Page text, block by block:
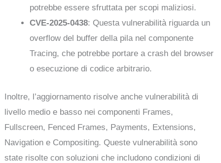
potrebbe essere sfruttata per scopi maliziosi.
CVE-2025-0438: Questa vulnerabilità riguarda un
overflow del buffer della pila nel componente
Tracing, che potrebbe portare a crash del browser
o esecuzione di codice arbitrario.
Inoltre, l’aggiornamento risolve anche vulnerabilità di
livello medio e basso nei componenti Frames,
Fullscreen, Fenced Frames, Payments, Extensions,
Navigation e Compositing. Queste vulnerabilità sono
state risolte con soluzioni che includono condizioni di